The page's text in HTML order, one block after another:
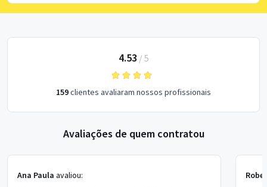
4.53 / 5
159clientes avaliaram nossos profissionais
Avaliações de quem contratou
Ana Paula avaliou: